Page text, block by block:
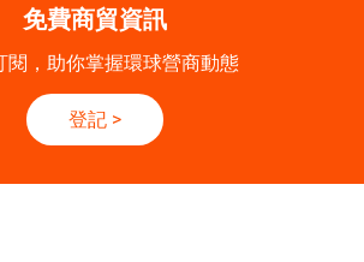
免費商貿資訊
閱，助你掌握環球營商動態
登記 >